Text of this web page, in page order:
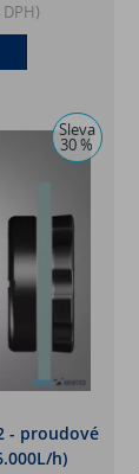
DPH)
Sleva
30 %
- proudové
h)